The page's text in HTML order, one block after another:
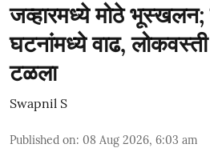
जव्हारमध्ये मोठे
घटनांमध्ये वाढ,
टळला
Swapnil S
Published on: 08 Aug 2026, 6:03 am